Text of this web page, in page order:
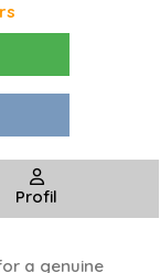
Profil
a genuine